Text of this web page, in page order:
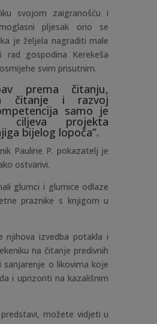
svojom zaigranošću i
pljesak orio se
je željela nagraditi male
rad gospodina Kerekeša
svim prisutnim.
prema čitanju,
čitanje i razvoj
samo je
projekta
bijelog lopoča”.
Pauline P. pokazatelj je
ostvarivi.
glumci i glumice odlaze
praznike s knjigom u
njihova izvedba potakla i
na čitanje predivnih
sanjarenje o likovima koje
i uprizoriti na kazališnim
možete vidjeti u